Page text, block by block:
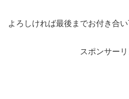
よろしければ最後までお付き合い
スポンサーリ